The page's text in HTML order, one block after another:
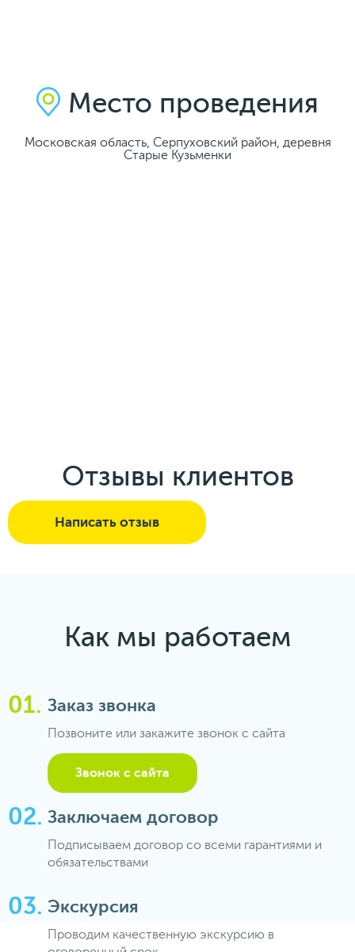
Место проведения
Московская область, Серпуховский район, деревня
Старые Кузьменки
Отзывы клиентов
Написать отзыв
Как мы работаем
Заказ звонка
Позвоните или закажите звонок с сайта
Звонок с сайта
Заключаем договор
Подписываем договор со всеми гарантиями и
обязательствами
Экскурсия
Проводим качественную экскурсию в